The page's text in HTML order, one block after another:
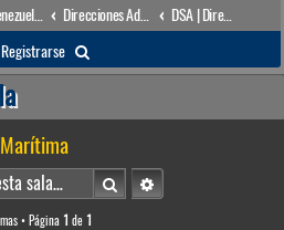
Direcciones Administrativas
DSA | Dirección de Sanidad Marítima
Registrarse
u
a
r
BuscarBúsqueda avanzada
• Página 1 de 1